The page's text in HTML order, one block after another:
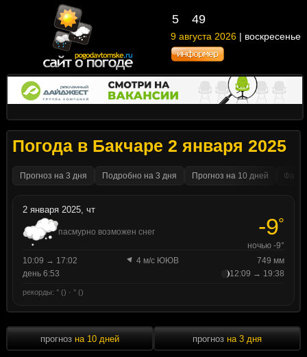
5 49
9 августа 2026 | воскресенье
Погода в Бакчаре 2 января 2025
Прогноз на 3 дня Подробно на 3 дня Прогноз на 10 дней
2 января 2025, чт
пасмурно возможен снег -9°
ночью -9°
10:09 → 17:02
4 м/с ЮЮВ
749 мм
день 6:53
12:09 → 19:38
рекорды: ° () · ° ()
прогноз на 10 дней прогноз на 3 дня